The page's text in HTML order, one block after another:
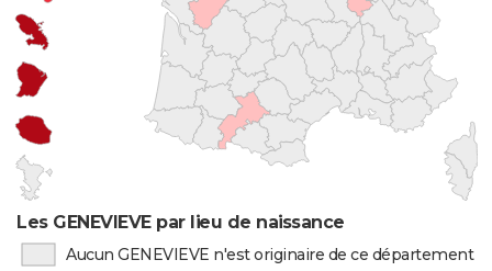
Les GENEVIEVE par lieu de naissance
Aucun GENEVIEVE n'est originaire de ce département